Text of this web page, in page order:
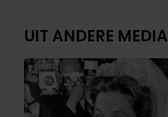
UIT ANDERE MEDIA